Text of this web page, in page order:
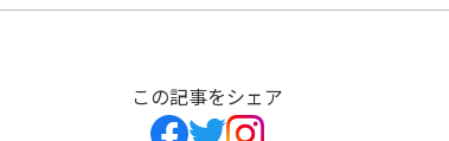
この記事をシェア